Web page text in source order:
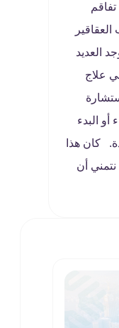
العديد
علاج
البدء
كان هذا
نتمني أن